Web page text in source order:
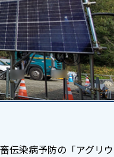
伝染病予防の「アグリウ